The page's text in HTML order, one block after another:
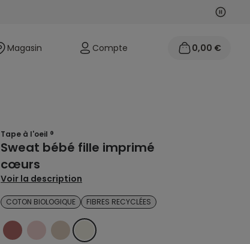
Magasin Compte 0,00 €
Tape à l'oeil ®
Sweat bébé fille imprimé
cœurs
Voir la description
COTON BIOLOGIQUE FIBRES RECYCLÉES
ROSE ROSE BEIGEECRU